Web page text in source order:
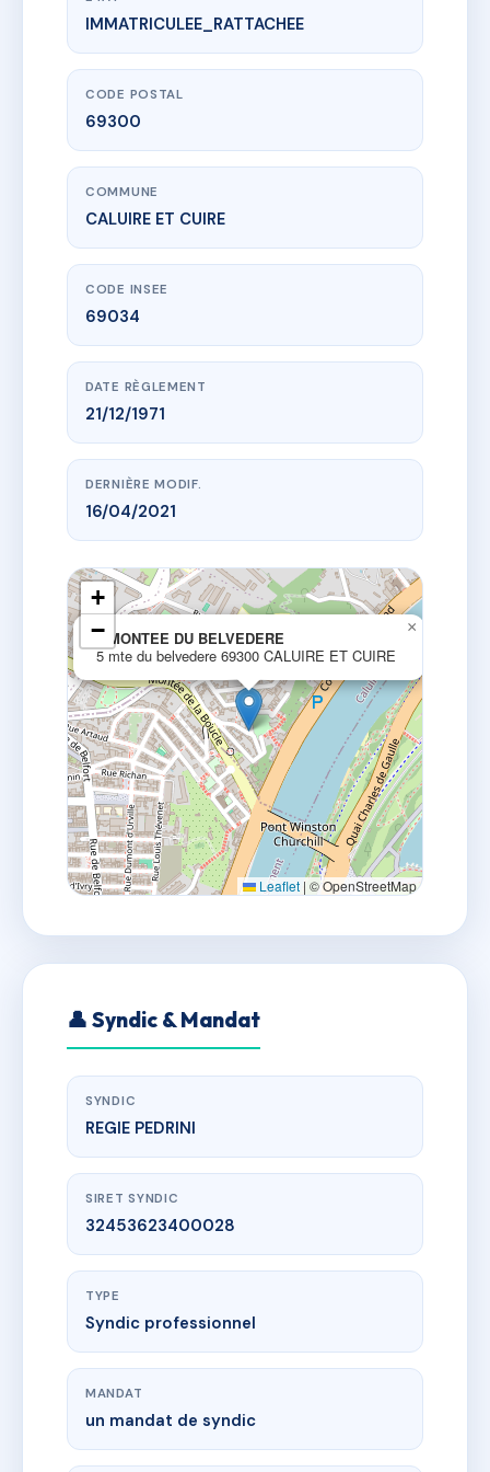
www.vme.plus/AC6731376
5 MONTEE DU BELVEDERE
5 mte du belvedere
IMMATRICULEE_RATTACHEE
CODE POSTAL
69300
COMMUNE
CALUIRE ET CUIRE
CODE INSEE
69034
DATE RÈGLEMENT
21/12/1971
DERNIÈRE MODIF.
16/04/2021
5 MONTEE DU BELVEDERE
5 mte du belvedere 69300 CALUIRE ET CUIRE
×
+
−
Leaflet | © OpenStreetMap
👤 Syndic & Mandat
SYNDIC
REGIE PEDRINI
SIRET SYNDIC
32453623400028
TYPE
Syndic professionnel
MANDAT
un mandat de syndic